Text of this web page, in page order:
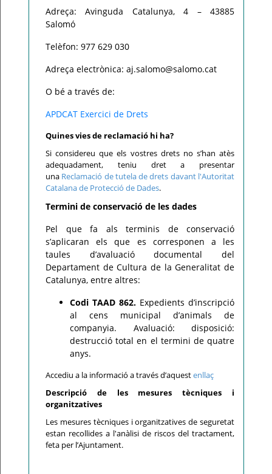
Adreça: Avinguda Catalunya, 4 – 43885
Salomó
Telèfon: 977 629 030
Adreça electrònica: aj.salomo@salomo.cat
O bé a través de:
APDCAT Exercici de Drets
Quines vies de reclamació hi ha?
Si considereu que els vostres drets no s’han atès
adequadament, teniu dret a presentar
una Reclamació de tutela de drets davant l'Autoritat
Catalana de Protecció de Dades.
Termini de conservació de les dades
Pel que fa als terminis de conservació
s’aplicaran els que es corresponen a les
taules d’avaluació documental del
Departament de Cultura de la Generalitat de
Catalunya, entre altres:
Codi TAAD 862. Expedients d’inscripció
al cens municipal d’animals de
companyia. Avaluació: disposició:
destrucció total en el termini de quatre
anys.
Accediu a la informació a través d’aquestenllaç
Descripció de les mesures tècniques i
organitzatives
Les mesures tècniques i organitzatives de seguretat
estan recollides a l'anàlisi de riscos del tractament,
feta per l’Ajuntament.